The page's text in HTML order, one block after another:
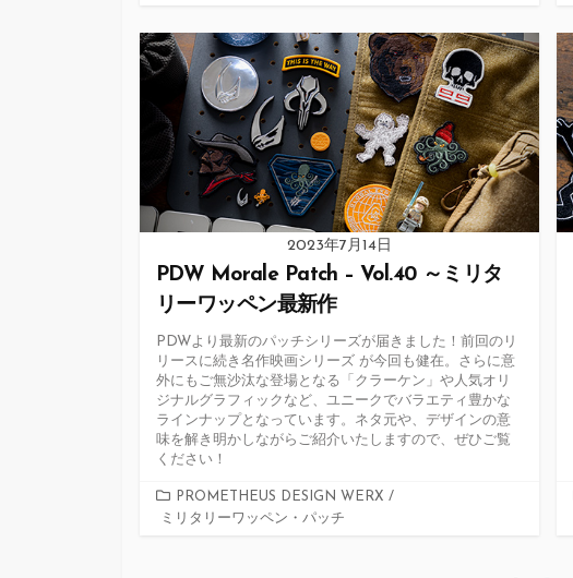
リ
ー
2023年7月14日
PDW Morale Patch – Vol.40 ～ミリタ
リーワッペン最新作
PDWより最新のパッチシリーズが届きました！前回のリ
リースに続き名作映画シリーズ が今回も健在。さらに意
外にもご無沙汰な登場となる「クラーケン」や人気オリ
ジナルグラフィックなど、ユニークでバラエティ豊かな
ラインナップとなっています。ネタ元や、デザインの意
味を解き明かしながらご紹介いたしますので、ぜひご覧
ください！
カ
テ
PROMETHEUS DESIGN WERX /
ミリタリーワッペン・パッチ